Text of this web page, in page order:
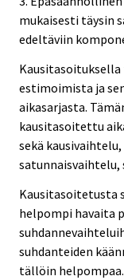
mukaisesti täysin
edeltäviin
estimoimista ja
aikasarjasta.
kausitasoitettu
sekä
satunnaisvaihtelu,
Kausitasoitetusta
helpompi havaita
suhdanteiden
tällöin